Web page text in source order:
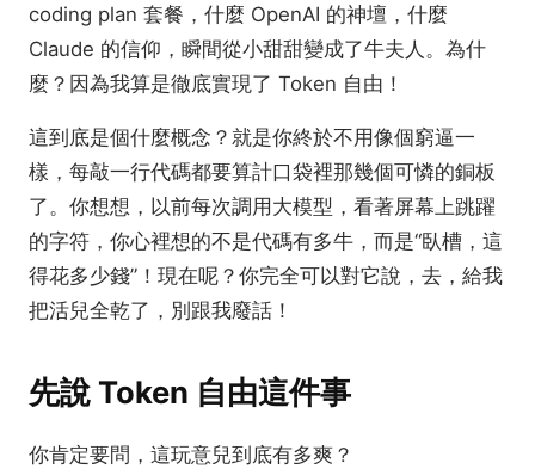
coding plan 套餐，什麼 OpenAI 的神壇，什麼
Claude 的信仰，瞬間從小甜甜變成了牛夫人。為什
麼？因為我算是徹底實現了 Token 自由！
這到底是個什麼概念？就是你終於不用像個窮逼一
樣，每敲一行代碼都要算計口袋裡那幾個可憐的銅板
了。你想想，以前每次調用大模型，看著屏幕上跳躍
的字符，你心裡想的不是代碼有多牛，而是“臥槽，這
得花多少錢”！現在呢？你完全可以對它說，去，給我
把活兒全乾了，別跟我廢話！
先說 Token 自由這件事
你肯定要問，這玩意兒到底有多爽？